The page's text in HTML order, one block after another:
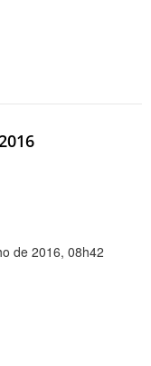
de 2016, 08h42